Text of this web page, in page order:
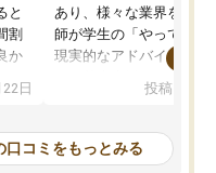
と
割
か
と
に
の
日
あり、様々な業界を経験
師が学生の「やってみた
現実的なアドバイスを行
分野について学生知識
総合型選抜対策として志
接・小論文などの技術指
投稿日：
口コミをもっとみる